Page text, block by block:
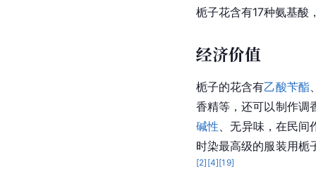
栀子花含有17种氨基酸
经济价值
栀子的花含有乙酸苄酯
香精等，还可以制作调
碱性、无异味，在民间
时染最高级的服装用栀
[2] [4][19]